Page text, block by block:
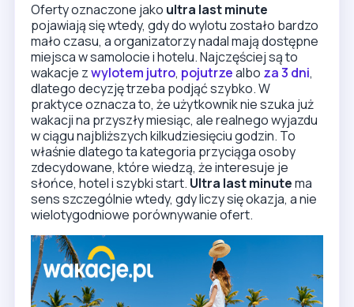
Oferty oznaczone jako ultra last minute
pojawiają się wtedy, gdy do wylotu zostało bardzo
mało czasu, a organizatorzy nadal mają dostępne
miejsca w samolocie i hotelu. Najczęściej są to
wakacje zwylotem jutro, pojutrzealbo za 3 dni,
dlatego decyzję trzeba podjąć szybko. W
praktyce oznacza to, że użytkownik nie szuka już
wakacji na przyszły miesiąc, ale realnego wyjazdu
w ciągu najbliższych kilkudziesięciu godzin. To
właśnie dlatego ta kategoria przyciąga osoby
zdecydowane, które wiedzą, że interesuje je
słońce, hotel i szybki start. Ultra last minutema
sens szczególnie wtedy, gdy liczy się okazja, a nie
wielotygodniowe porównywanie ofert.